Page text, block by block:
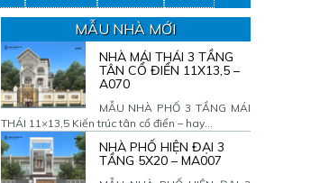
MẪU NHÀ MỚI
NHÀ MÁI THÁI 3 TẦNG
TÂN CỔ ĐIỂN 11X13,5 –
A070
MẪU NHÀ PHỐ 3 TẦNG MÁI
THÁI 11×13,5 Kiến trúc tân cổ điển – hay...
NHÀ PHỐ HIỆN ĐẠI 3
TẦNG 5X20 – MA007